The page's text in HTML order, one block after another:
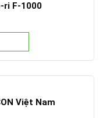
ri F-1000
Việt Nam